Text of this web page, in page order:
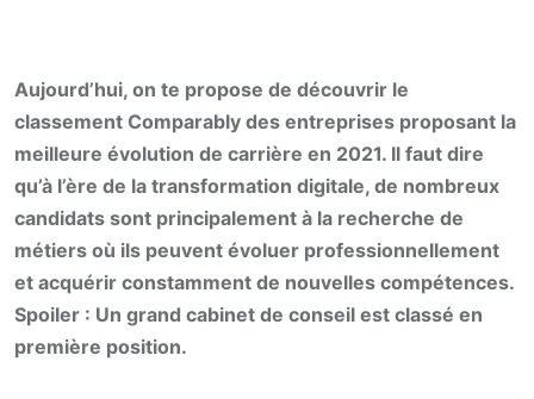
Aujourd’hui, on te propose de découvrir le
classement Comparably des entreprises proposant la
meilleure évolution de carrière en 2021. Il faut dire
qu’à l’ère de la transformation digitale, de nombreux
candidats sont principalement à la recherche de
métiers où ils peuvent évoluer professionnellement
et acquérir constamment de nouvelles compétences.
Spoiler : Un grand cabinet de conseil est classé en
première position.